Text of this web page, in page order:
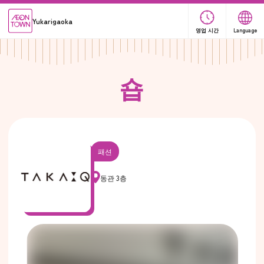
Yukarigaoka
영업 시간 Language
숍
패션
동관 3층